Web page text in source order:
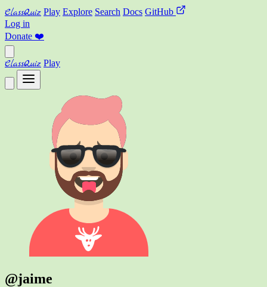
ClassQuiz Play Explore Search Docs GitHub
Log in
Donate ❤️
ClassQuiz Play
@jaime